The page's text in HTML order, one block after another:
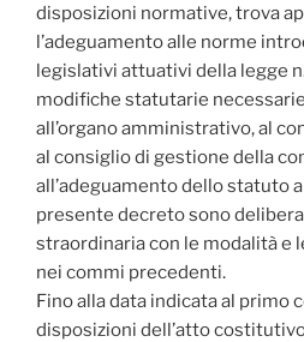
disposizioni normative, trova
l’adeguamento alle norme
legislativi attuativi della legge
modifiche statutarie
all’organo amministrativo, al
al consiglio di gestione della
all’adeguamento dello statuto
presente decreto sono
straordinaria con le modalità e
nei commi precedenti.
Fino alla data indicata al primo
disposizioni dell’atto